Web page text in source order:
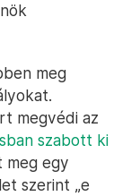
meg
megvédi az
szabott ki
meg egy
szerint „e